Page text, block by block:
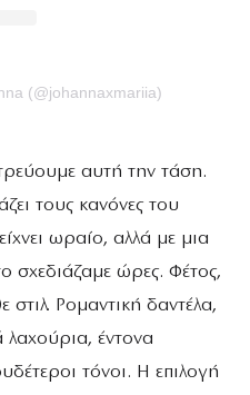
(@johannaxmariia)
αυτή την τάση.
τους κανόνες του
ωραίο, αλλά με μια
σχεδιάζαμε ώρες. Φέτος,
στιλ. Ρομαντική δαντέλα,
λαχούρια, έντονα
τόνοι. Η επιλογή